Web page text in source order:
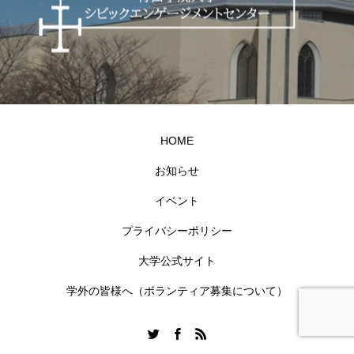
HOME
お知らせ
イベント
プライバシーポリシー
大学公式サイト
学外の皆様へ（ボランティア募集について）